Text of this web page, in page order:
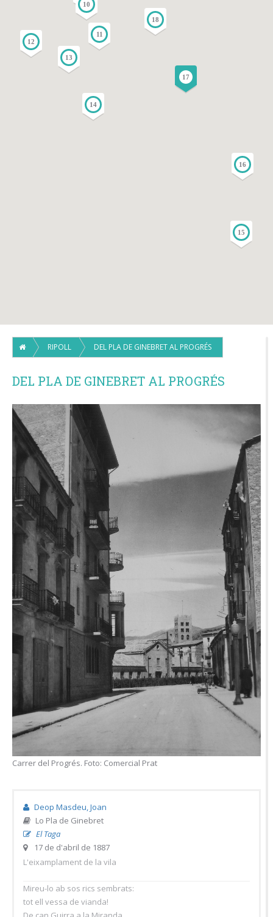
10
11
12
13
14
15
16
17
18
RIPOLL DEL PLA DE GINEBRET AL PROGRÉS
DEL PLA DE GINEBRET AL PROGRÉS
Carrer del Progrés. Foto: Comercial Prat
Deop Masdeu, Joan
Lo Pla de Ginebret
El Taga
17 de d'abril de 1887
L'eixamplament de la vila
Mireu-lo ab sos rics sembrats:
tot ell vessa de vianda!